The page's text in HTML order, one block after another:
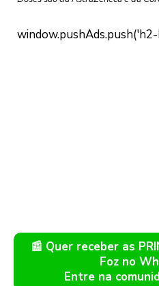
📰 Quer receber as
Foz no
Entre na